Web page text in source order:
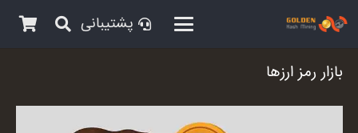
پشتیبانی
بازار رمز ارزها